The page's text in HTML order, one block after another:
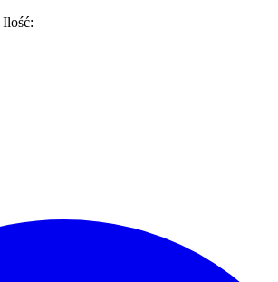
Ilość: